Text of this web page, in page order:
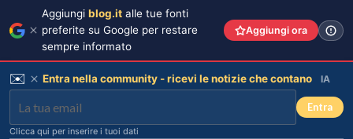
Aggiungi blog.it alle tue fonti
preferite su Google per restare
sempre informato
Aggiungi ora
✉️ Entra nella community - ricevi le notizie che contano IA
Entra
Clicca qui per inserire i tuoi dati